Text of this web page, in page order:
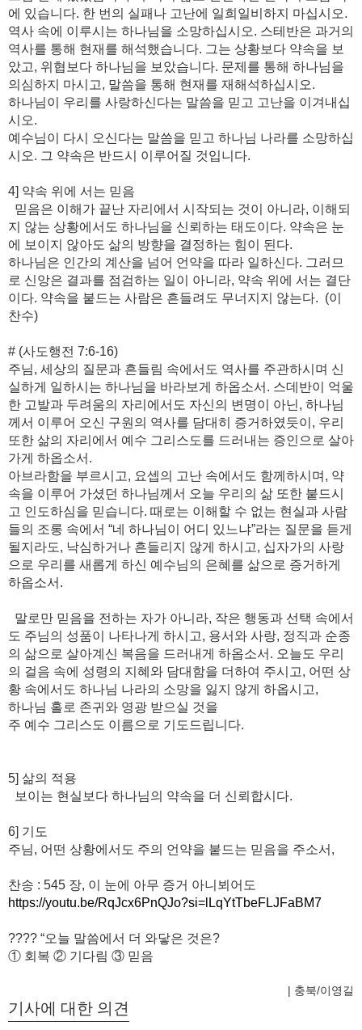
에 있습니다. 한 번의 실패나 고난에 일희일비하지 마십시오.
역사 속에 이루시는 하나님을 소망하십시오. 스테반은 과거의
역사를 통해 현재를 해석했습니다. 그는 상황보다 약속을 보
았고, 위협보다 하나님을 보았습니다. 문제를 통해 하나님을
의심하지 마시고, 말씀을 통해 현재를 재해석하십시오.
하나님이 우리를 사랑하신다는 말씀을 믿고 고난을 이겨내십
시오.
예수님이 다시 오신다는 말씀을 믿고 하나님 나라를 소망하십
시오. 그 약속은 반드시 이루어질 것입니다.
4] 약속 위에 서는 믿음
믿음은 이해가 끝난 자리에서 시작되는 것이 아니라, 이해되
지 않는 상황에서도 하나님을 신뢰하는 태도이다. 약속은 눈
에 보이지 않아도 삶의 방향을 결정하는 힘이 된다.
하나님은 인간의 계산을 넘어 언약을 따라 일하신다. 그러므
로 신앙은 결과를 점검하는 일이 아니라, 약속 위에 서는 결단
이다. 약속을 붙드는 사람은 흔들려도 무너지지 않는다. (이
찬수)
# (사도행전 7:6-16)
주님, 세상의 질문과 흔들림 속에서도 역사를 주관하시며 신
실하게 일하시는 하나님을 바라보게 하옵소서. 스데반이 억울
한 고발과 두려움의 자리에서도 자신의 변명이 아닌, 하나님
께서 이루어 오신 구원의 역사를 담대히 증거하였듯이, 우리
또한 삶의 자리에서 예수 그리스도를 드러내는 증인으로 살아
가게 하옵소서.
아브라함을 부르시고, 요셉의 고난 속에서도 함께하시며, 약
속을 이루어 가셨던 하나님께서 오늘 우리의 삶 또한 붙드시
고 인도하심을 믿습니다. 때로는 이해할 수 없는 현실과 사람
들의 조롱 속에서 “네 하나님이 어디 있느냐”라는 질문을 듣게
될지라도, 낙심하거나 흔들리지 않게 하시고, 십자가의 사랑
으로 우리를 새롭게 하신 예수님의 은혜를 삶으로 증거하게
하옵소서.
말로만 믿음을 전하는 자가 아니라, 작은 행동과 선택 속에서
도 주님의 성품이 나타나게 하시고, 용서와 사랑, 정직과 순종
의 삶으로 살아계신 복음을 드러내게 하옵소서. 오늘도 우리
의 걸음 속에 성령의 지혜와 담대함을 더하여 주시고, 어떤 상
황 속에서도 하나님 나라의 소망을 잃지 않게 하옵시고,
하나님 홀로 존귀와 영광 받으실 것을
주 예수 그리스도 이름으로 기도드립니다.
5] 삶의 적용
보이는 현실보다 하나님의 약속을 더 신뢰합시다.
6] 기도
주님, 어떤 상황에서도 주의 언약을 붙드는 믿음을 주소서,
찬송 : 545 장, 이 눈에 아무 증거 아니뵈어도
https://youtu.be/RqJcx6PnQJo?si=lLqYtTbeFLJFaBM7
???? “오늘 말씀에서 더 와닿은 것은?
① 회복 ② 기다림 ③ 믿음
| 충북/이영길
기사에 대한 의견